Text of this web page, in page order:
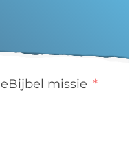
missie